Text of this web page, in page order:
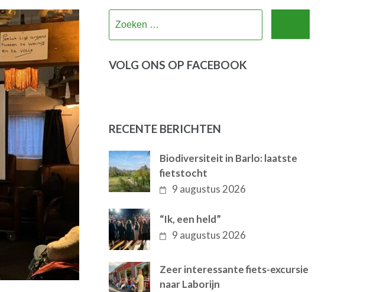
VOLG ONS OP FACEBOOK
RECENTE BERICHTEN
Biodiversiteit in Barlo: laatste
fietstocht
9 augustus 2026
“Ik, een held”
9 augustus 2026
Zeer interessante fiets-excursie
naar Laborijn